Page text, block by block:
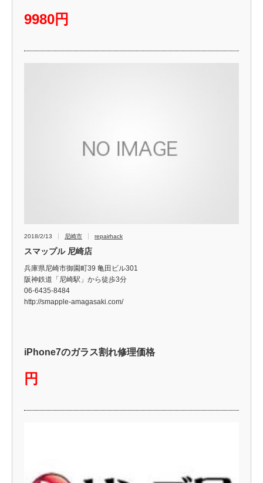
9980円
2018/2/13 尼崎市 repairhack
スマップル 尼崎店
兵庫県尼崎市御園町39 亀田ビル301
阪神鉄道「尼崎駅」から徒歩3分
06-6435-8484
http://smapple-amagasaki.com/
iPhone7のガラス割れ修理価格
円